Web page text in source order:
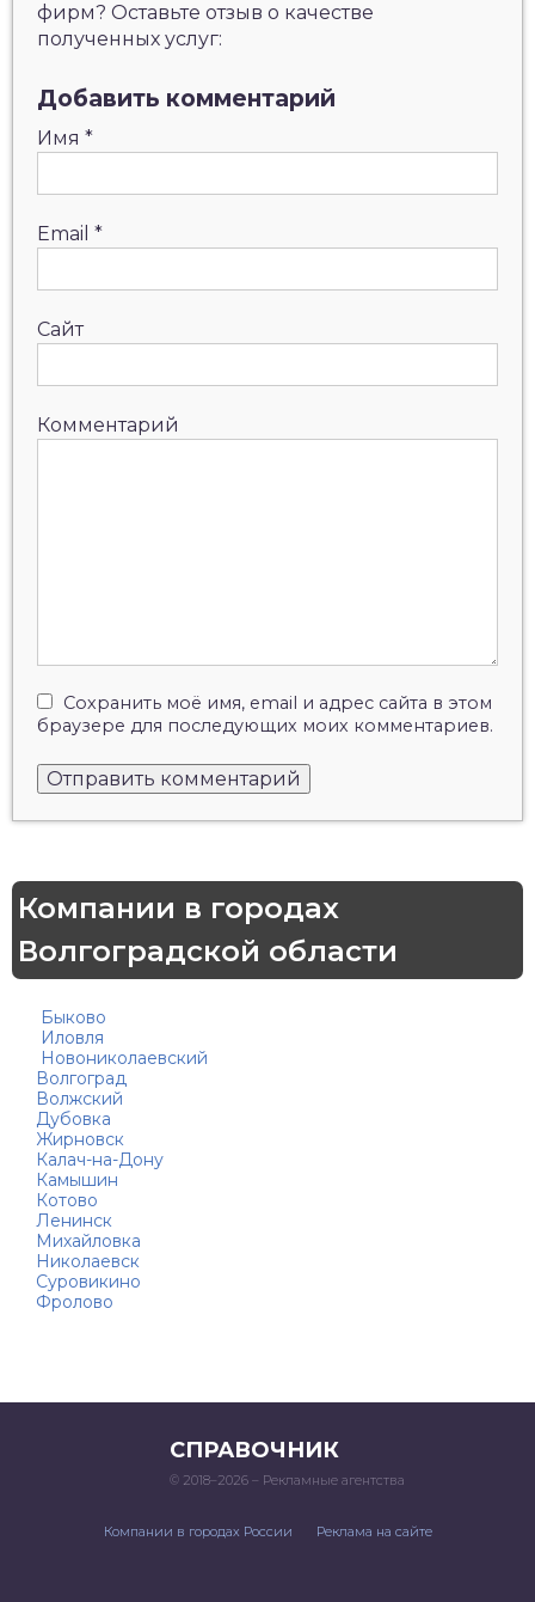
фирм? Оставьте отзыв о качестве
полученных услуг:
Добавить комментарий
Имя *
Email *
Сайт
Комментарий
Сохранить моё имя, email и адрес сайта в этом
браузере для последующих моих комментариев.
Компании в городах
Волгоградской области
Быково
Иловля
Новониколаевский
Волгоград
Волжский
Дубовка
Жирновск
Калач-на-Дону
Камышин
Котово
Ленинск
Михайловка
Николаевск
Суровикино
Фролово
СПРАВОЧНИК
© 2018–2026 – Рекламные агентства
Компании в городах России Реклама на сайте